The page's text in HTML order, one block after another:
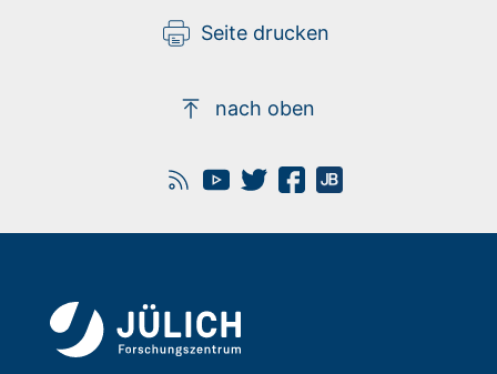
Seite drucken
nach oben